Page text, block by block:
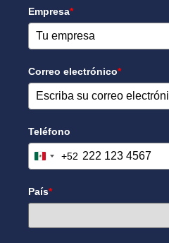
Empresa*
Correo electrónico*
Teléfono
Mexico +52
+52
País*